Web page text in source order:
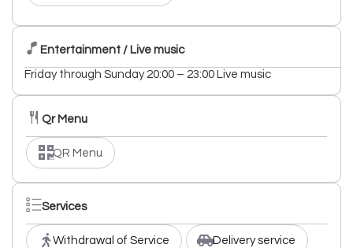
Entertainment / Live music
Friday through Sunday 20:00 – 23:00 Live music
Qr Menu
QR Menu
Services
Withdrawal of Service Delivery service